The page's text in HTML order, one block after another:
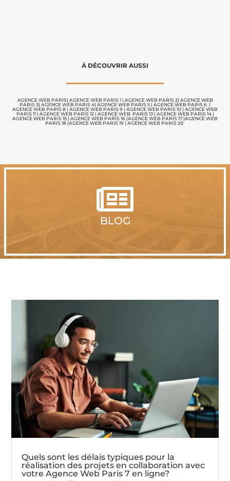
À DÉCOUVRIR AUSSI
AGENCE WEB PARIS| AGENCE WEB PARIS 1| AGENCE WEB PARIS 2| AGENCE WEB
PARIS 3| AGENCE WEB PARIS 4| AGENCE WEB PARIS 5 | AGENCE WEB PARIS 6 |
AGENCE WEB PARIS 8 | AGENCE WEB PARIS 9 | AGENCE WEB PARIS 10 | AGENCE WEB
PARIS 11| AGENCE WEB PARIS 12| AGENCE WEB PARIS 13| AGENCE WEB PARIS 14 |
AGENCE WEB PARIS 15 | AGENCE WEB PARIS 16 |AGENCE WEB PARIS 17 |AGENCE WEB
PARIS 18 |AGENCE WEB PARIS 19 |AGENCE WEB PARIS 20

BLOG
Quels sont les délais typiques pour la
réalisation des projets en collaboration avec
votre Agence Web Paris 7 en ligne?